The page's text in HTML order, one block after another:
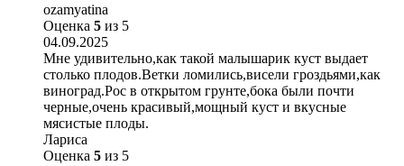
ozamyatina
Оценка 5 из 5
04.09.2025
Мне удивительно,как такой малышарик куст выдает
столько плодов.Ветки ломились,висели гроздьями,как
виноград.Рос в открытом грунте,бока были почти
черные,очень красивый,мощный куст и вкусные
мясистые плоды.
Лариса
Оценка 5 из 5